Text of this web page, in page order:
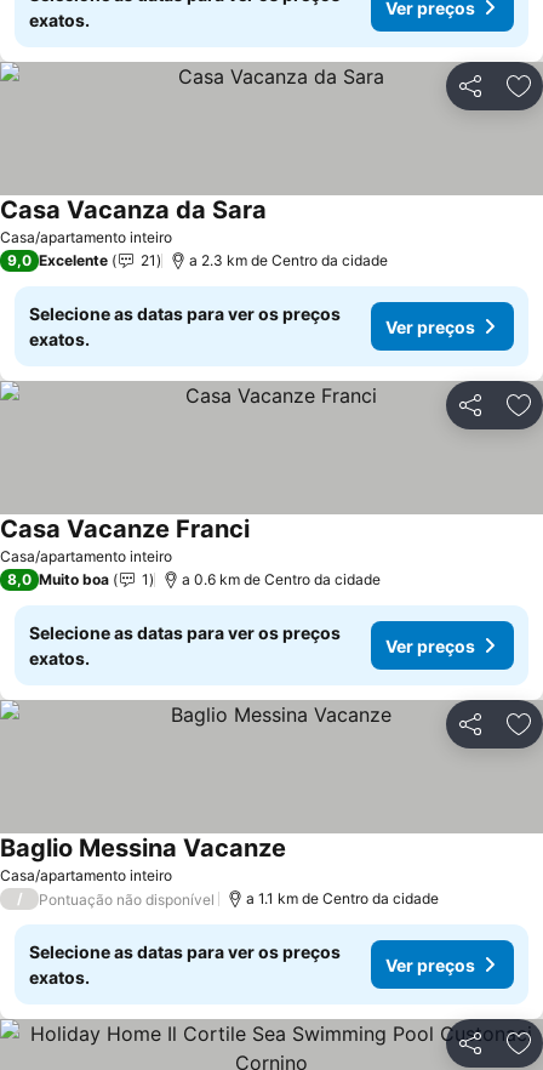
exatos.
Ver preços
Partilhar
Casa/apartamento inteiro
Casa Vacanza da Sara
9,0 Excelente 21 a 2.3 km de Centro da cidade
Selecione as datas para ver os preços
exatos.
Ver preços
Partilhar
Casa/apartamento inteiro
Casa Vacanze FranciVer preços
8,0 Muito boa 1 a 0.6 km de Centro da cidade
Selecione as datas para ver os preços
exatos.
Ver preços
Partilhar
Casa/apartamento inteiro
Baglio Messina Vacanze
/ Pontuação não disponível a 1.1 km de Centro da cidade
Selecione as datas para ver os preços
exatos.
Ver preços
Partilhar